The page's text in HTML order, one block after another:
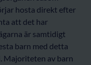
hosta direkt efter
att det har
är samtidigt
barn med detta
Majoriteten av barn